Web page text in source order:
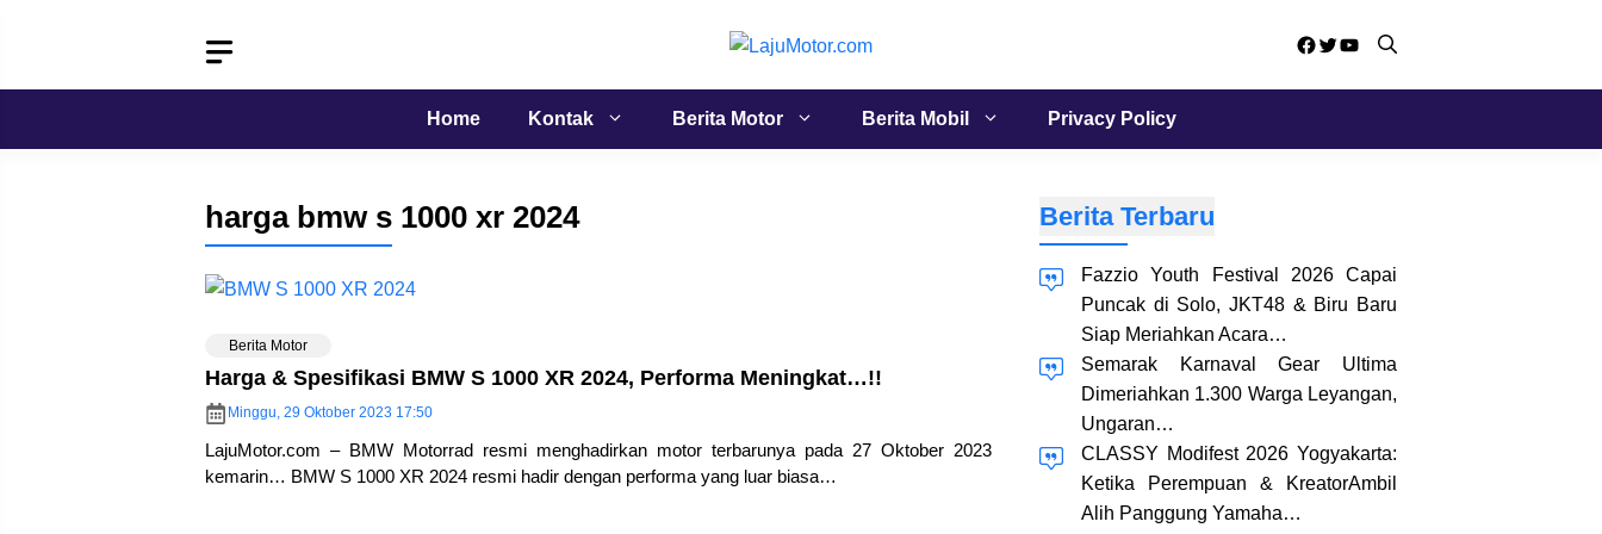
Facebook
Twitter
YouTube
Home Kontak Berita Motor Berita Mobil Privacy Policy
harga bmw s 1000 xr 2024
Berita Motor
Harga & Spesifikasi BMW S 1000 XR 2024, Performa Meningkat…!!
Minggu, 29 Oktober 2023 17:50
LajuMotor.com – BMW Motorrad resmi menghadirkan motor terbarunya pada 27 Oktober 2023
kemarin… BMW S 1000 XR 2024 resmi hadir dengan performa yang luar biasa…
Berita Terbaru
Fazzio Youth Festival 2026 Capai
Puncak di Solo, JKT48 & Biru Baru
Siap Meriahkan Acara…
Semarak Karnaval Gear Ultima
Dimeriahkan 1.300 Warga Leyangan,
Ungaran…
CLASSY Modifest 2026 Yogyakarta:
Ketika Perempuan & KreatorAmbil
Alih Panggung Yamaha…